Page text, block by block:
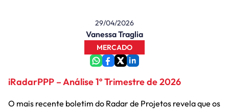
29/04/2026
Vanessa Traglia
MERCADO
iRadarPPP – Análise 1º Trimestre de 2026
O mais recente boletim do Radar de Projetos revela que os